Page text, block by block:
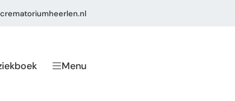
Menu